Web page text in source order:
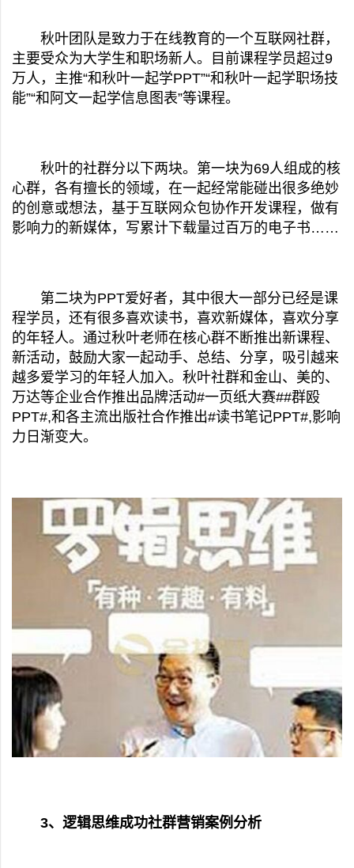
秋叶团队是致力于在线教育的一个互联网社群，
主要受众为大学生和职场新人。目前课程学员超过9
万人，主推“和秋叶一起学PPT”“和秋叶一起学职场技
能”“和阿文一起学信息图表”等课程。
秋叶的社群分以下两块。第一块为69人组成的核
心群，各有擅长的领域，在一起经常能碰出很多绝妙
的创意或想法，基于互联网众包协作开发课程，做有
影响力的新媒体，写累计下载量过百万的电子书……
第二块为PPT爱好者，其中很大一部分已经是课
程学员，还有很多喜欢读书，喜欢新媒体，喜欢分享
的年轻人。通过秋叶老师在核心群不断推出新课程、
新活动，鼓励大家一起动手、总结、分享，吸引越来
越多爱学习的年轻人加入。秋叶社群和金山、美的、
万达等企业合作推出品牌活动#一页纸大赛##群殴
PPT#,和各主流出版社合作推出#读书笔记PPT#,影响
力日渐变大。
3、逻辑思维成功社群营销案例分析